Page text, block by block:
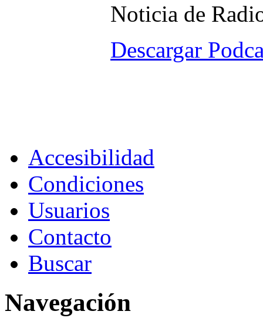
Noticia de Radio
Descargar
Accesibilidad
Condiciones
Usuarios
Contacto
Buscar
Navegación